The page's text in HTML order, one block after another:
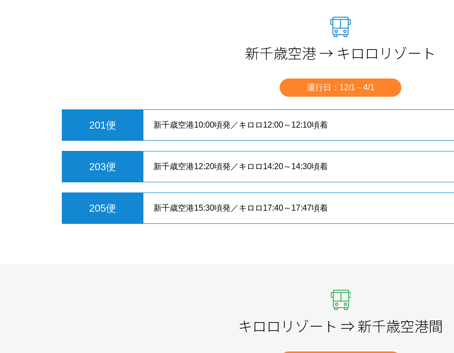
新千歳空港 → キロロリゾート
運行日：12/1～4/1
201便 新千歳空港10:00頃発／キロロ12:00～12:10頃着
203便 新千歳空港12:20頃発／キロロ14:20～14:30頃着
205便 新千歳空港15:30頃発／キロロ17:40～17:47頃着
キロロリゾート ⇒ 新千歳空港間